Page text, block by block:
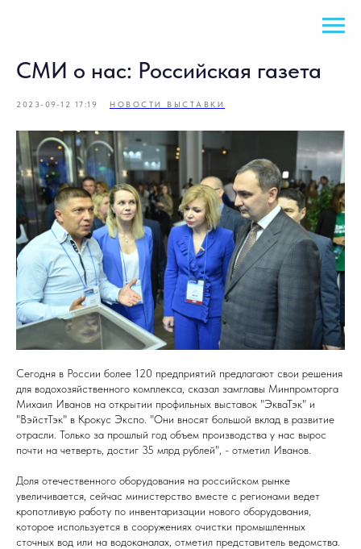
СМИ о нас: Российская газета
2023-09-12 17:19 НОВОСТИ ВЫСТАВКИ
Сегодня в России более 120 предприятий предлагают свои решения
для водохозяйственного комплекса, сказал замглавы Минпромторга
Михаил Иванов на открытии профильных выставок "ЭкваТэк" и
"ВэйстТэк" в Крокус Экспо. "Они вносят большой вклад в развитие
отрасли. Только за прошлый год объем производства у нас вырос
почти на четверть, достиг 35 млрд рублей", - отметил Иванов.
Доля отечественного оборудования на российском рынке
увеличивается, сейчас министерство вместе с регионами ведет
кропотливую работу по инвентаризации нового оборудования,
которое используется в сооружениях очистки промышленных
сточных вод или на водоканалах, отметил представитель ведомства.